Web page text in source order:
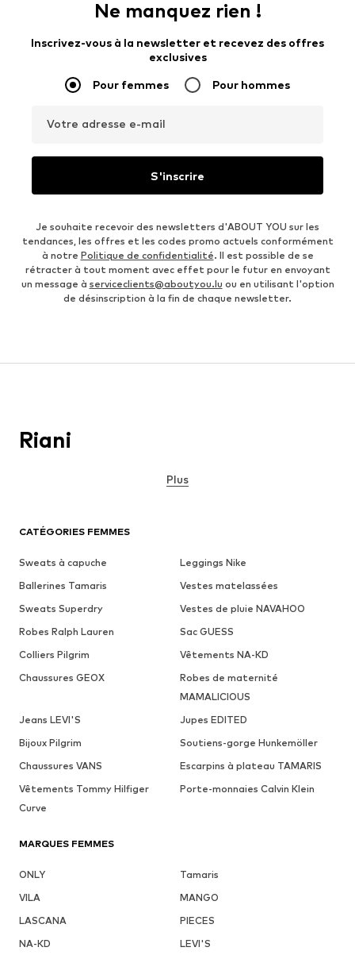
Ne manquez rien !
Inscrivez-vous à la newsletter et recevez des offres
exclusives
Pour femmes Pour hommes
Votre adresse e-mail
S'inscrire
Je souhaite recevoir des newsletters d'ABOUT YOU sur les
tendances, les offres et les codes promo actuels conformément
à notre Politique de confidentialité. Il est possible de se
rétracter à tout moment avec effet pour le futur en envoyant
un message à serviceclients@aboutyou.lu ou en utilisant l'option
de désinscription à la fin de chaque newsletter.
CATÉGORIES FEMMES
Sweats à capuche
Leggings Nike
Ballerines Tamaris
Vestes matelassées
Sweats Superdry
Vestes de pluie NAVAHOO
Robes Ralph Lauren
Sac GUESS
Colliers Pilgrim
Vêtements NA-KD
Chaussures GEOX
Robes de maternité
MAMALICIOUS
Jeans LEVI'S
Jupes EDITED
Bijoux Pilgrim
Soutiens-gorge Hunkemöller
Chaussures VANS
Escarpins à plateau TAMARIS
Vêtements Tommy Hilfiger
Curve
Porte-monnaies Calvin Klein
MARQUES FEMMES
ONLY
Tamaris
VILA
MANGO
LASCANA
PIECES
NA-KD
LEVI'S
Riani
Plus